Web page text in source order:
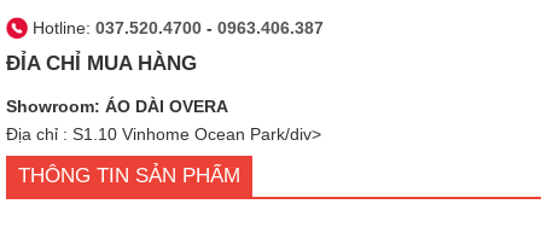
Hotline: 037.520.4700 - 0963.406.387
ĐỈA CHỈ MUA HÀNG
Showroom: ÁO DÀI OVERA
Địa chỉ : S1.10 Vinhome Ocean Park/div>
THÔNG TIN SẢN PHẨM